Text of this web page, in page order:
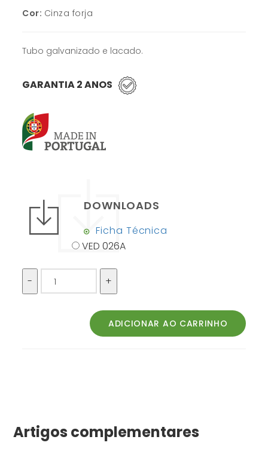
Cor: Cinza forja
Tubo galvanizado e lacado.
GARANTIA 2 ANOS
DOWNLOADS
Ficha Técnica
VED 026A
Artigos complementares